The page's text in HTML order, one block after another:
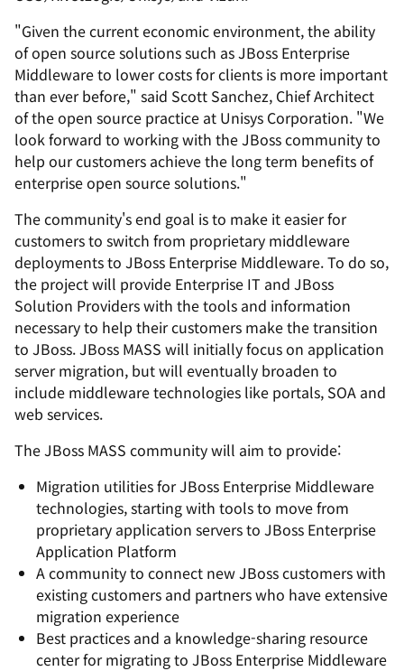
"Given the current economic environment, the ability
of open source solutions such as JBoss Enterprise
Middleware to lower costs for clients is more important
than ever before," said Scott Sanchez, Chief Architect
of the open source practice at Unisys Corporation. "We
look forward to working with the JBoss community to
help our customers achieve the long term benefits of
enterprise open source solutions."
The community's end goal is to make it easier for
customers to switch from proprietary middleware
deployments to JBoss Enterprise Middleware. To do so,
the project will provide Enterprise IT and JBoss
Solution Providers with the tools and information
necessary to help their customers make the transition
to JBoss. JBoss MASS will initially focus on application
server migration, but will eventually broaden to
include middleware technologies like portals, SOA and
web services.
The JBoss MASS community will aim to provide:
Migration utilities for JBoss Enterprise Middleware
technologies, starting with tools to move from
proprietary application servers to JBoss Enterprise
Application Platform
A community to connect new JBoss customers with
existing customers and partners who have extensive
migration experience
Best practices and a knowledge-sharing resource
center for migrating to JBoss Enterprise Middleware